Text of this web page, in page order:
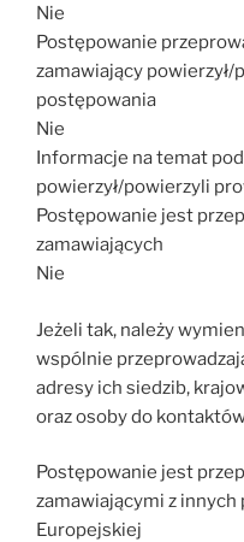
Nie
Postępowanie
zamawiający
postępowania
Nie
Informacje na temat
powierzył/powierzyli
Postępowanie jest
zamawiających
Nie
Jeżeli tak, należy
wspólnie
adresy ich siedzib,
oraz osoby do
Postępowanie jest
zamawiającymi z innych
Europejskiej